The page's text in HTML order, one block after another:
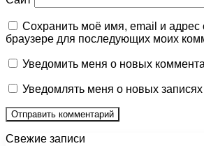
Сохранить моё имя, email и адрес
браузере для последующих моих
Уведомить меня о новых
Уведомлять меня о новых записях
Свежие записи